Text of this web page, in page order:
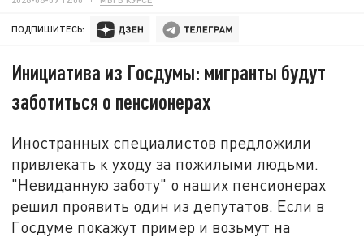
ПОДПИШИТЕСЬ:
Инициатива из Госдумы: мигранты будут
заботиться о пенсионерах
Иностранных специалистов предложили
привлекать к уходу за пожилыми людьми.
"Невиданную заботу" о наших пенсионерах
решил проявить один из депутатов. Если в
Госдуме покажут пример и возьмут на